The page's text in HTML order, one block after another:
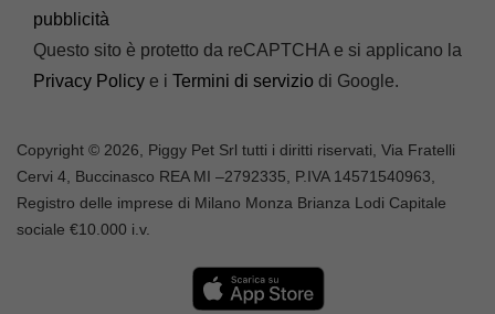
pubblicità
Questo sito è protetto da reCAPTCHA e si applicano la
Privacy Policy e i Termini di servizio di Google.
Copyright © 2026, Piggy Pet Srl tutti i diritti riservati, Via Fratelli
Cervi 4, Buccinasco REA MI –2792335, P.IVA 14571540963,
Registro delle imprese di Milano Monza Brianza Lodi Capitale
sociale €10.000 i.v.